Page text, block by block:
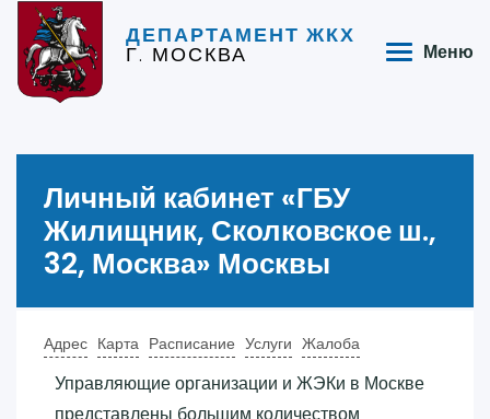
ДЕПАРТАМЕНТ ЖКХ
Г. МОСКВА Меню
Личный кабинет «‎ГБУ
Жилищник, Сколковское ш.,
32, Москва»‎ Москвы
Адрес Карта Расписание Услуги Жалоба
Управляющие организации и ЖЭКи в Москве
представлены большим количеством